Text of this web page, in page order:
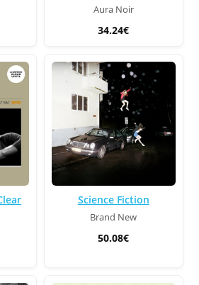
Aura Noir
34.24€
Science Fiction
Brand New
50.08€